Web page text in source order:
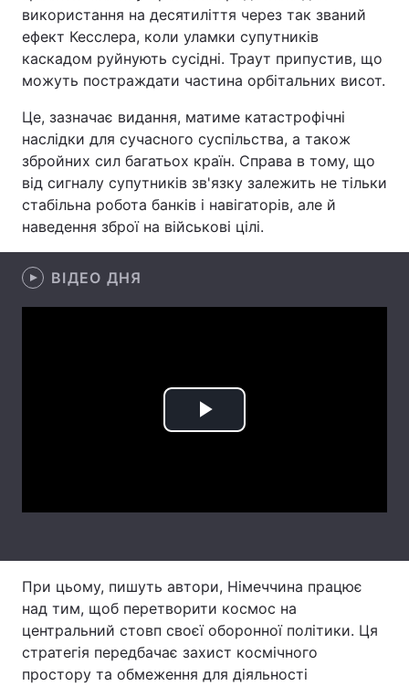
Здоров'я Туризм
Цікавинки Погода
Лонгріди
Відео з Youtube Статті
Інтерв'ю Думки
Архів
використання на десятиліття через так званий
ефект Кесслера, коли уламки супутників
каскадом руйнують сусідні. Траут припустив, що
можуть постраждати частина орбітальних висот.
Це, зазначає видання, матиме катастрофічні
наслідки для сучасного суспільства, а також
збройних сил багатьох країн. Справа в тому, що
від сигналу супутників зв'язку залежить не тільки
стабільна робота банків і навігаторів, але й
наведення зброї на військові цілі.
ВІДЕО ДНЯ
Play
При цьому, пишуть автори, Німеччина працює
над тим, щоб перетворити космос на
центральний стовп своєї оборонної політики. Ця
стратегія передбачає захист космічного
простору та обмеження для діяльності